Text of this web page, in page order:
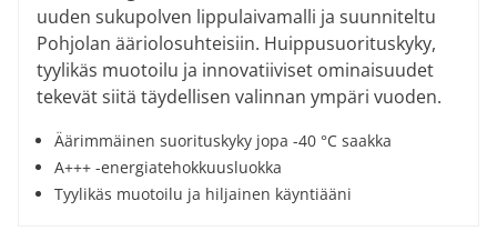
uuden sukupolven lippulaivamalli ja suunniteltu
Pohjolan ääriolosuhteisiin. Huippusuorituskyky,
tyylikäs muotoilu ja innovatiiviset ominaisuudet
tekevät siitä täydellisen valinnan ympäri vuoden.
Äärimmäinen suorituskyky jopa -40 °C saakka
A+++ -energiatehokkuusluokka
Tyylikäs muotoilu ja hiljainen käyntiääni